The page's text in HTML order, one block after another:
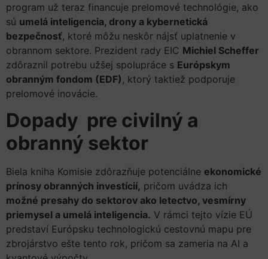
program už teraz financuje prelomové technológie, ako
sú umelá inteligencia, drony a kybernetická
bezpečnosť, ktoré môžu neskôr nájsť uplatnenie v
obrannom sektore. Prezident rady EIC Michiel Scheffer
zdôraznil potrebu užšej spolupráce s Európskym
obranným fondom (EDF) , ktorý taktiež podporuje
prelomové inovácie.
Dopady pre civilný a
obranný sektor
Biela kniha Komisie zdôrazňuje potenciálne ekonomické
prínosy obranných investícií, pričom uvádza ich
možné presahy do sektorov ako letectvo, vesmírny
priemysel a umelá inteligencia. V rámci tejto vízie EÚ
predstaví Európsku technologickú cestovnú mapu pre
zbrojárstvo ešte tento rok, pričom sa zameria na AI a